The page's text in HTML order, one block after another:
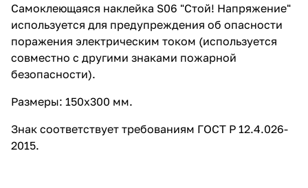
Самоклеющаяся наклейка S06 "Стой! Напряжение"
используется для предупреждения об опасности
поражения электрическим током (используется
совместно с другими знаками пожарной
безопасности).
Размеры: 150х300 мм.
Знак соответствует требованиям ГОСТ Р 12.4.026-
2015.